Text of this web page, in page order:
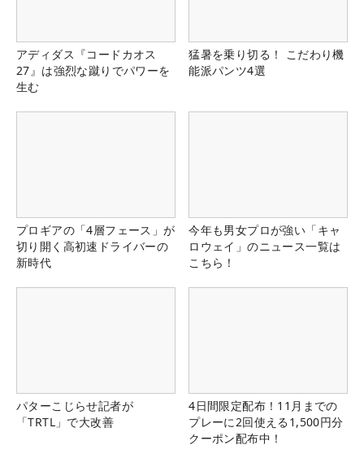
アディダス『コードカオス
27』は強烈な蹴りでパワーを
生む
猛暑を乗り切る！ こだわり機
能派パンツ4選
プロギアの「4層フェース」が
切り開く高初速ドライバーの
新時代
今年も男女プロが強い「キャ
ロウェイ」のニュース一覧は
こちら！
パターこじらせ記者が
「TRTL」で大改善
4日間限定配布！11月までの
プレーに2回使える1,500円分
クーポン配布中！